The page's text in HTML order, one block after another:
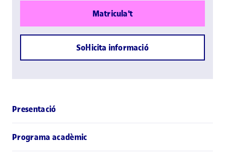
Matricula't
Sol·licita informació
Presentació
Programa acadèmic